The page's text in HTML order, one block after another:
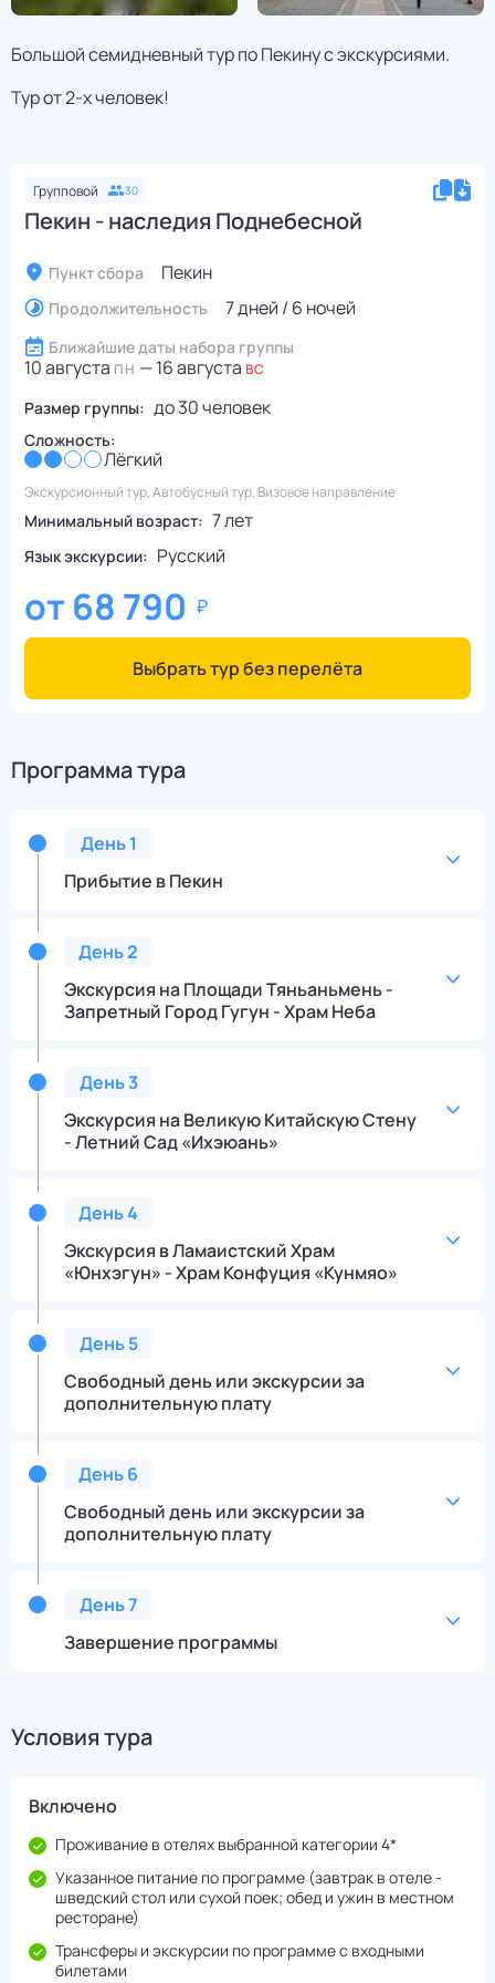
Большой семидневный тур по Пекину с экскурсиями.
Тур от 2-х человек!
Групповой 30
Пекин - наследия Поднебесной
Пункт сбора Пекин
Продолжительность 7 дней / 6 ночей
Ближайшие даты набора группы
10 августа ПН —16 августа ВС
Размер группы: до30человек
Сложность:
Лёгкий
Экскурсионный тур, Автобусный тур, Визовое направление
Минимальный возраст: 7 лет
Язык экскурсии: Русский
от68 790
Выбрать тур без перелёта
Программа тура
День1
Прибытие в Пекин
День2
Экскурсия на Площади Тяньаньмень -
Запретный Город Гугун - Храм Неба
День3
Экскурсия на Великую Китайскую Стену
- Летний Сад «Ихэюань»
День4
Экскурсия в Ламаистский Храм
«Юнхэгун» - Храм Конфуция «Кунмяо»
День5
Свободный день или экскурсии за
дополнительную плату
День6
Свободный день или экскурсии за
дополнительную плату
День7
Завершение программы
Условия тура
Включено
Проживание в отелях выбранной категории 4*
Указанное питание по программе (завтрак в отеле -
шведский стол или сухой поек; обед и ужин в местном
ресторане)
Трансферы и экскурсии по программе с входными
билетами